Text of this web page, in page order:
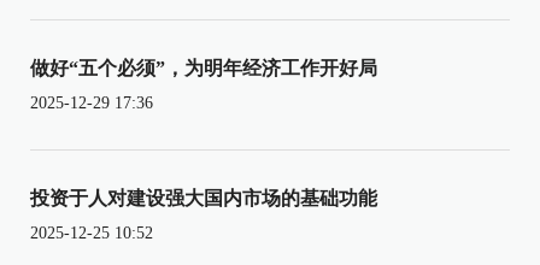
做好“五个必须”，为明年经济工作开好局
2025-12-29 17:36
投资于人对建设强大国内市场的基础功能
2025-12-25 10:52